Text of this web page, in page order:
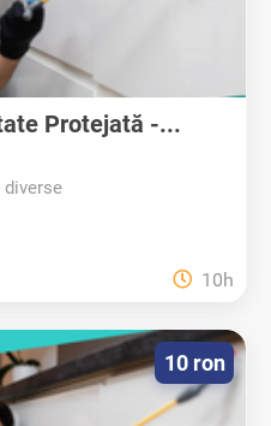
Protejată -...
10h
10 ron